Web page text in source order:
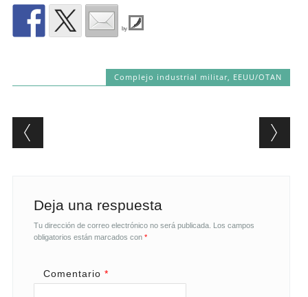
by
Complejo industrial militar, EEUU/OTAN
Post navigation
Deja una respuesta
Tu dirección de correo electrónico no será publicada.
Los campos
obligatorios están marcados con *
Comentario *